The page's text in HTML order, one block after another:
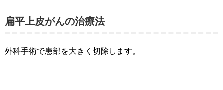
扁平上皮がんの治療法
外科手術で患部を大きく切除します。